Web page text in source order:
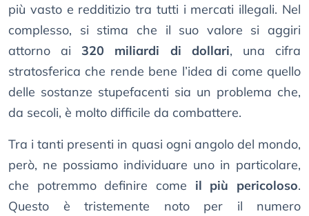
più vasto e redditizio tra tutti i mercati illegali. Nel
complesso, si stima che il suo valore si aggiri
attorno ai320 miliardi di dollari, una cifra
stratosferica che rende bene l’idea di come quello
delle sostanze stupefacenti sia un problema che,
da secoli, è molto difficile da combattere.
Tra i tanti presenti in quasi ogni angolo del mondo,
però, ne possiamo individuare uno in particolare,
che potremmo definire come il più pericoloso.
Questo è tristemente noto per il numero